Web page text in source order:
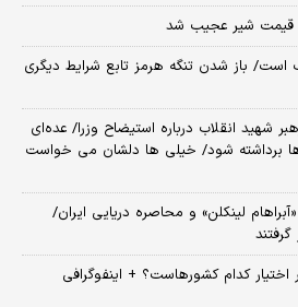
قیمت شیر عجیب شد
است/ باز شدن تنگه هرمز تابع شرایط دیگری
شهید انقلاب درباره استیضاح وزرا/ عده‌ای
برداشته شود/ خیلی ها دلشان می خواست
لینکلن» و محاصره دریایی ایران/
کدام کشورهاست؟ + اینفوگرافی